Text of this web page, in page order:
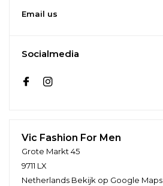
Email us
Socialmedia
Vic Fashion For Men
Grote Markt 45
9711 LX
Netherlands Bekijk op Google Maps